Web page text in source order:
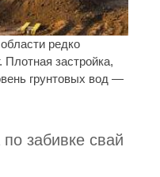
редко
Плотная застройка,
грунтовых вод —
забивке свай